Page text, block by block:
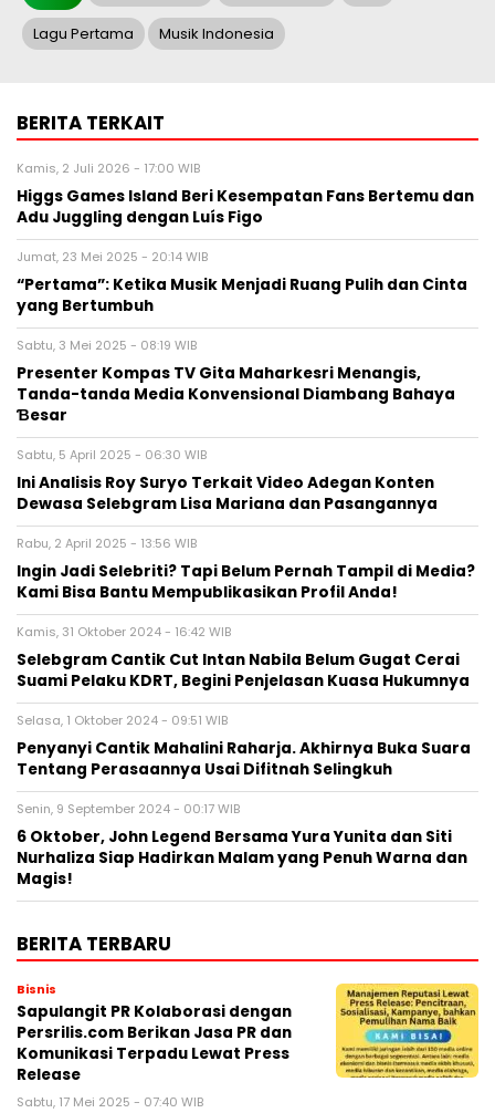
Lagu Pertama Musik Indonesia
BERITA TERKAIT
Kamis, 2 Juli 2026 - 17:00 WIB
Higgs Games Island Beri Kesempatan Fans Bertemu dan
Adu Juggling dengan Luís Figo
Jumat, 23 Mei 2025 - 20:14 WIB
“Pertama”: Ketika Musik Menjadi Ruang Pulih dan Cinta
yang Bertumbuh
Sabtu, 3 Mei 2025 - 08:19 WIB
Presenter Kompas TV Gita Maharkesri Menangis,
Tanda-tanda Media Konvensional Diambang Bahaya
Ɓesar
Sabtu, 5 April 2025 - 06:30 WIB
Ini Analisis Roy Suryo Terkait Video Adegan Konten
Dewasa Selebgram Lisa Mariana dan Pasangannya
Rabu, 2 April 2025 - 13:56 WIB
Ingin Jadi Selebriti? Tapi Belum Pernah Tampil di Media?
Kami Bisa Bantu Mempublikasikan Profil Anda!
Kamis, 31 Oktober 2024 - 16:42 WIB
Selebgram Cantik Cut Intan Nabila Belum Gugat Cerai
Suami Pelaku KDRT, Begini Penjelasan Kuasa Hukumnya
Selasa, 1 Oktober 2024 - 09:51 WIB
Penyanyi Cantik Mahalini Raharja. Akhirnya Buka Suara
Tentang Perasaannya Usai Difitnah Selingkuh
Senin, 9 September 2024 - 00:17 WIB
6 Oktober, John Legend Bersama Yura Yunita dan Siti
Nurhaliza Siap Hadirkan Malam yang Penuh Warna dan
Magis!
BERITA TERBARU
Bisnis
Sapulangit PR Kolaborasi dengan
Persrilis.com Berikan Jasa PR dan
Komunikasi Terpadu Lewat Press
Release
Sabtu, 17 Mei 2025 - 07:40 WIB